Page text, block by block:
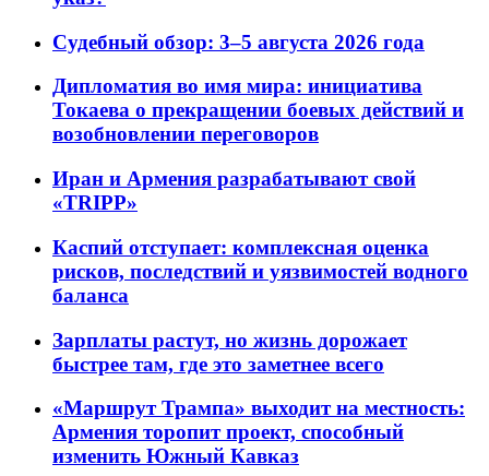
Судебный обзор: 3–5 августа 2026 года
Дипломатия во имя мира: инициатива
Токаева о прекращении боевых действий и
возобновлении переговоров
Иран и Армения разрабатывают свой
«TRIPP»
Каспий отступает: комплексная оценка
рисков, последствий и уязвимостей водного
баланса
Зарплаты растут, но жизнь дорожает
быстрее там, где это заметнее всего
«Маршрут Трампа» выходит на местность:
Армения торопит проект, способный
изменить Южный Кавказ